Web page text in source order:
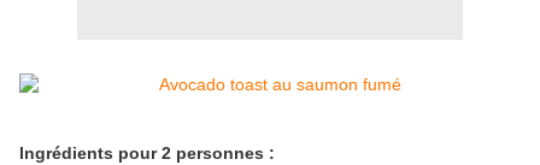
Ingrédients pour 2 personnes :